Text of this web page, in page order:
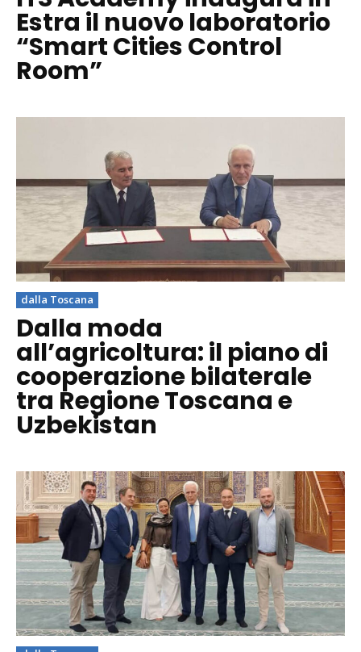
Estra il nuovo laboratorio
“Smart Cities Control
Room”
dalla Toscana
Dalla moda
all’agricoltura: il piano di
cooperazione bilaterale
tra Regione Toscana e
Uzbekistan